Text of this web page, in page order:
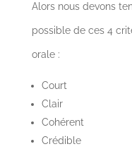
Alors nous devons
possible de ces 4
orale :
Court
Clair
Cohérent
Crédible